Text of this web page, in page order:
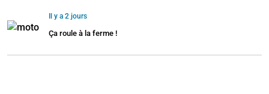
Il y a 2 jours
Ça roule à la ferme !